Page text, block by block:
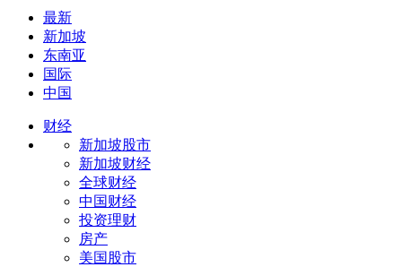
最新
新加坡
东南亚
国际
中国
财经
新加坡股市
新加坡财经
全球财经
中国财经
投资理财
房产
美国股市